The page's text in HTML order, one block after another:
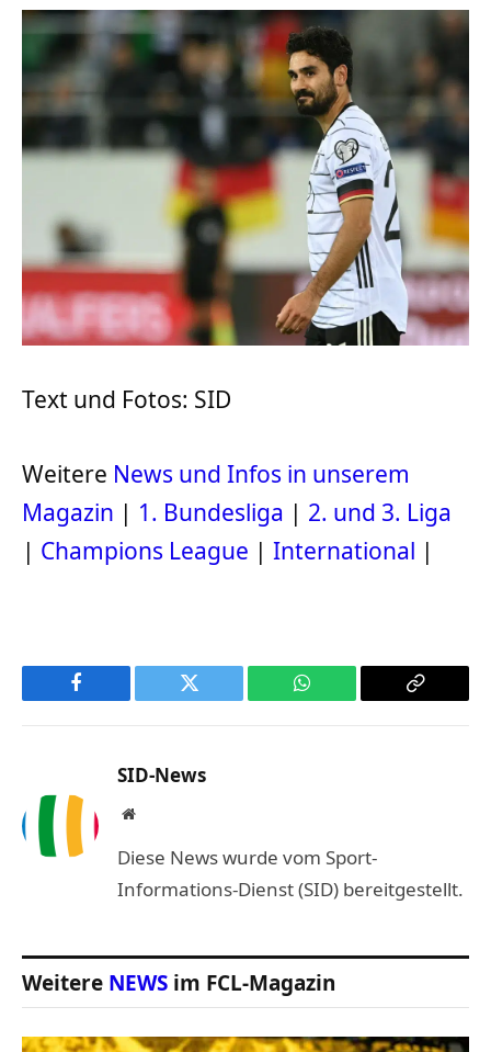
Text und Fotos: SID
Weitere News und Infos in unserem
Magazin | 1. Bundesliga | 2. und 3. Liga
| Champions League | International |
Facebook Twitter WhatsApp
Copy
SID-News
Website
Diese News wurde vom Sport-
Informations-Dienst (SID) bereitgestellt.
Weitere NEWS im FCL-Magazin